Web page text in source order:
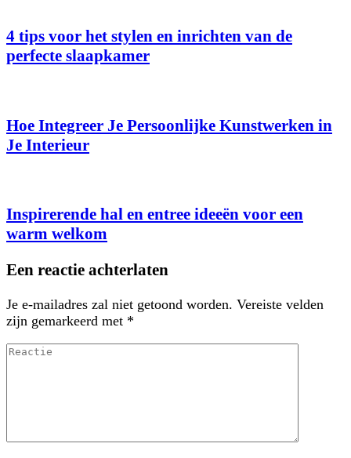
4 tips voor het stylen en inrichten van de
perfecte slaapkamer
Hoe Integreer Je Persoonlijke Kunstwerken in
Je Interieur
Inspirerende hal en entree ideeën voor een
warm welkom
Een reactie achterlaten
Je e-mailadres zal niet getoond worden. Vereiste velden
zijn gemarkeerd met *
Reactie